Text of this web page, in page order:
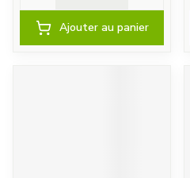
Ajouter au panier